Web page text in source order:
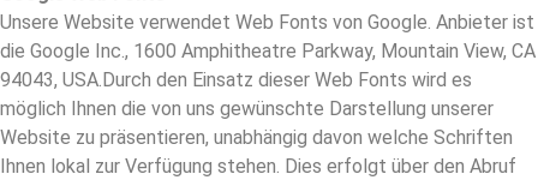
Unsere Website verwendet Web Fonts von Google. Anbieter ist
die Google Inc., 1600 Amphitheatre Parkway, Mountain View, CA
94043, USA.Durch den Einsatz dieser Web Fonts wird es
möglich Ihnen die von uns gewünschte Darstellung unserer
Website zu präsentieren, unabhängig davon welche Schriften
Ihnen lokal zur Verfügung stehen. Dies erfolgt über den Abruf